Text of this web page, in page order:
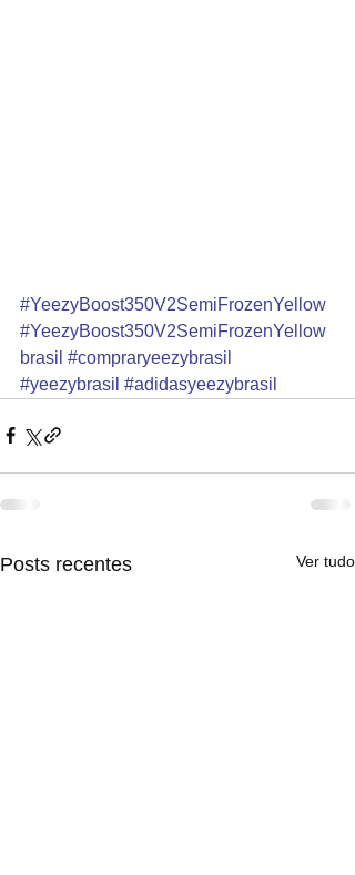
#YeezyBoost350V2SemiFrozenYellow
#YeezyBoost350V2SemiFrozenYellow
brasil #compraryeezybrasil
#yeezybrasil #adidasyeezybrasil
Posts recentes Ver tudo